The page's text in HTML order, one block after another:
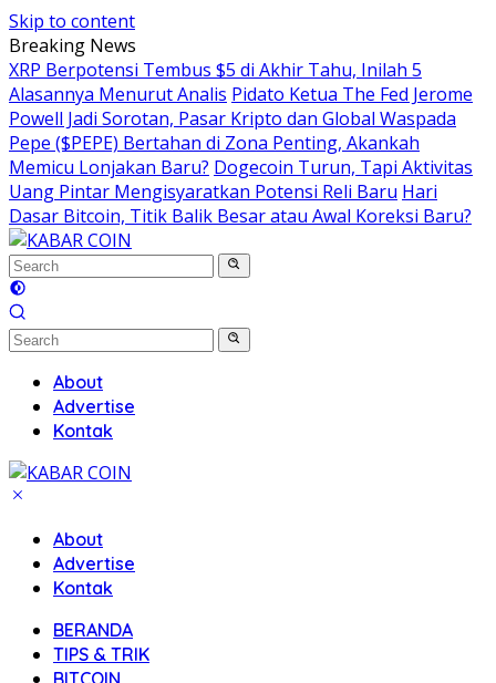
Skip to content
Breaking News
XRP Berpotensi Tembus $5 di Akhir Tahu, Inilah 5
Alasannya Menurut Analis Pidato Ketua The Fed Jerome
Powell Jadi Sorotan, Pasar Kripto dan Global Waspada
Pepe ($PEPE) Bertahan di Zona Penting, Akankah
Memicu Lonjakan Baru? Dogecoin Turun, Tapi Aktivitas
Uang Pintar Mengisyaratkan Potensi Reli Baru Hari
Dasar Bitcoin, Titik Balik Besar atau Awal Koreksi Baru?
About
Advertise
Kontak
About
Advertise
Kontak
BERANDA
TIPS & TRIK
BITCOIN